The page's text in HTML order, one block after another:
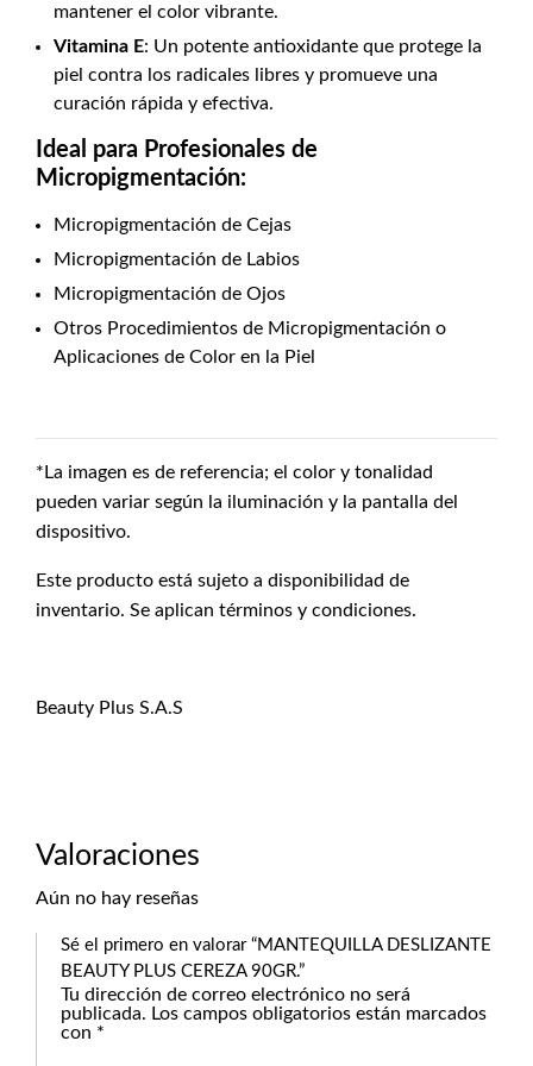
mantener el color vibrante.
Vitamina E: Un potente antioxidante que protege la
piel contra los radicales libres y promueve una
curación rápida y efectiva.
Ideal para Profesionales de
Micropigmentación:
Micropigmentación de Cejas
Micropigmentación de Labios
Micropigmentación de Ojos
Otros Procedimientos de Micropigmentación o
Aplicaciones de Color en la Piel
*La imagen es de referencia; el color y tonalidad
pueden variar según la iluminación y la pantalla del
dispositivo.
Este producto está sujeto a disponibilidad de
inventario. Se aplican términos y condiciones.
Beauty Plus S.A.S
Valoraciones
Aún no hay reseñas
Sé el primero en valorar “MANTEQUILLA DESLIZANTE
BEAUTY PLUS CEREZA 90GR.”
Tu dirección de correo electrónico no será
publicada. Los campos obligatorios están marcados
con *